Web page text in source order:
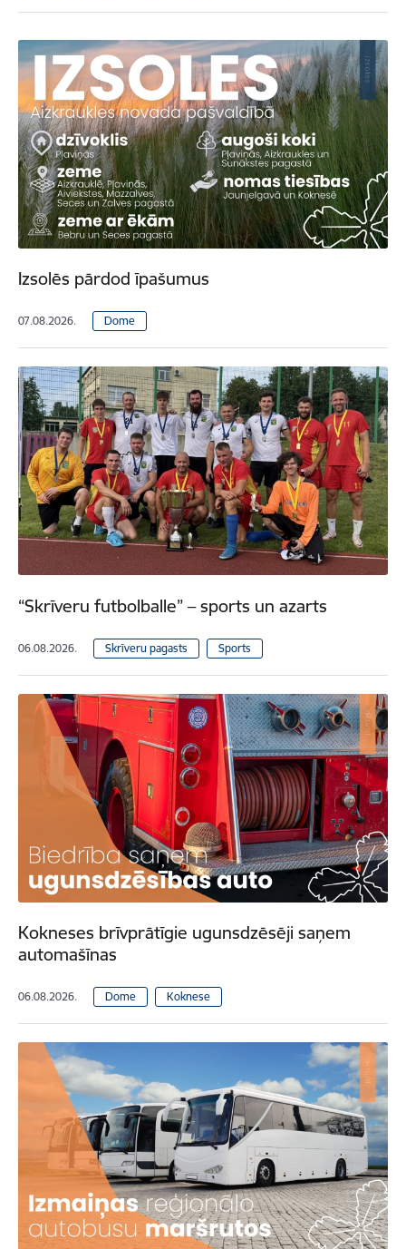
Izsolēs pārdod īpašumus
07.08.2026. Dome
“Skrīveru futbolballe” – sports un azarts
06.08.2026. Skrīveru pagasts Sports
Kokneses brīvprātīgie ugunsdzēsēji saņem
automašīnas
06.08.2026. Dome Koknese